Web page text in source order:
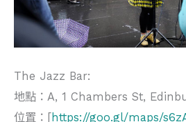
The Jazz Bar:
地點：A, 1 Chambers St,
位置：[https://goo.gl/maps/